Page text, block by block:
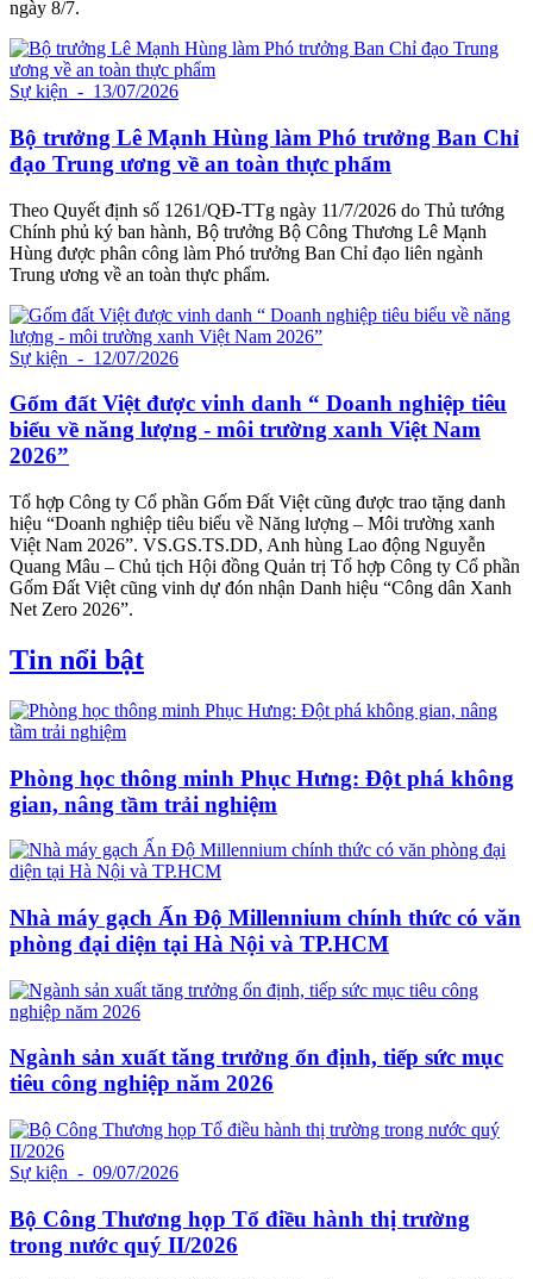
ngày 8/7.
Sự kiện - 13/07/2026
Bộ trưởng Lê Mạnh Hùng làm Phó trưởng Ban Chỉ
đạo Trung ương về an toàn thực phẩm
Theo Quyết định số 1261/QĐ-TTg ngày 11/7/2026 do Thủ tướng
Chính phủ ký ban hành, Bộ trưởng Bộ Công Thương Lê Mạnh
Hùng được phân công làm Phó trưởng Ban Chỉ đạo liên ngành
Trung ương về an toàn thực phẩm.
Sự kiện - 12/07/2026
Gốm đất Việt được vinh danh “ Doanh nghiệp tiêu
biểu về năng lượng - môi trường xanh Việt Nam
2026”
Tổ hợp Công ty Cổ phần Gốm Đất Việt cũng được trao tặng danh
hiệu “Doanh nghiệp tiêu biểu về Năng lượng – Môi trường xanh
Việt Nam 2026”. VS.GS.TS.DD, Anh hùng Lao động Nguyễn
Quang Mâu – Chủ tịch Hội đồng Quản trị Tổ hợp Công ty Cổ phần
Gốm Đất Việt cũng vinh dự đón nhận Danh hiệu “Công dân Xanh
Net Zero 2026”.
Tin nổi bật
Phòng học thông minh Phục Hưng: Đột phá không
gian, nâng tầm trải nghiệm
Nhà máy gạch Ấn Độ Millennium chính thức có văn
phòng đại diện tại Hà Nội và TP.HCM
Ngành sản xuất tăng trưởng ổn định, tiếp sức mục
tiêu công nghiệp năm 2026
Sự kiện - 09/07/2026
Bộ Công Thương họp Tổ điều hành thị trường
trong nước quý II/2026